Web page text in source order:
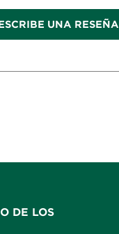
UNA RESEÑA
DE LOS